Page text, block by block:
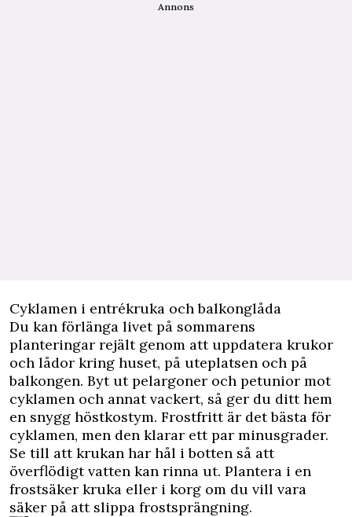
Annons
Cyklamen i entrékruka och balkonglåda
Du kan förlänga livet på sommarens
planteringar rejält genom att uppdatera krukor
och lådor kring huset, på uteplatsen och på
balkongen. Byt ut pelargoner och petunior mot
cyklamen och annat vackert, så ger du ditt hem
en snygg höstkostym. Frostfritt är det bästa för
cyklamen, men den klarar ett par minusgrader.
Se till att krukan har hål i botten så att
överflödigt vatten kan rinna ut. Plantera i en
frostsäker kruka eller i korg om du vill vara
säker på att slippa frostsprängning.